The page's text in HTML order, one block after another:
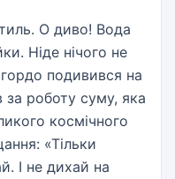
О диво! Вода
Ніде нічого не
подивився на
за роботу суму, яка
космічного
«Тільки
І не дихай на